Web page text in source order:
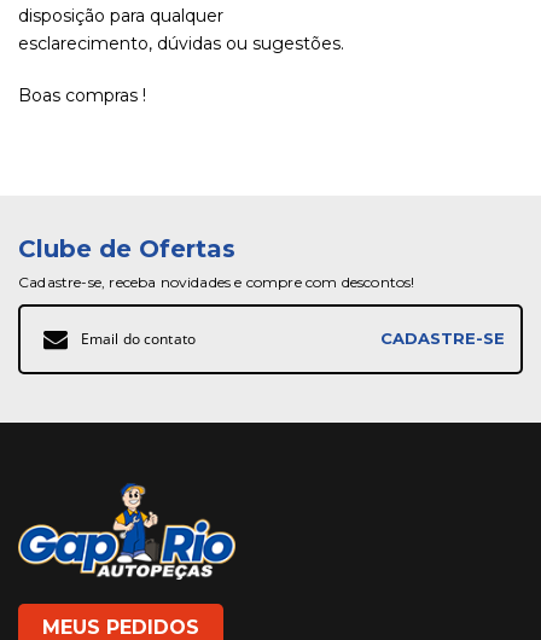
disposição para qualquer
esclarecimento, dúvidas ou sugestões.
Boas compras !
Clube de Ofertas
Cadastre-se, receba novidades e compre com descontos!
Inscreva-
na
Newsletter:
CADASTRE-SE
MEUS PEDIDOS